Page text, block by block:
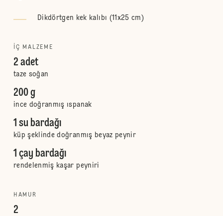
Dikdörtgen kek kalıbı (11x25 cm)
İÇ MALZEME
2 adet
taze soğan
200 g
ince doğranmış ıspanak
1 su bardağı
küp şeklinde doğranmış beyaz peynir
1 çay bardağı
rendelenmiş kaşar peyniri
HAMUR
2